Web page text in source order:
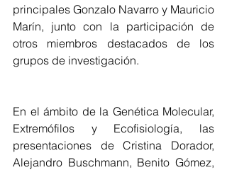
principales Gonzalo Navarro y Mauricio
Marín, junto con la participación de
otros miembros destacados de los
grupos de investigación.
En el ámbito de la Genética Molecular,
Extremófilos y Ecofisiología, las
presentaciones de Cristina Dorador,
Alejandro Buschmann, Benito Gómez,